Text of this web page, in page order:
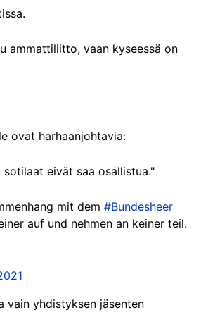
ammattiliitto, vaan kyseessä on
ovat harhaanjohtavia:
eivät saa osallistua."
mit dem #Bundesheer
auf und nehmen an keiner teil.
vain yhdistyksen jäsenten